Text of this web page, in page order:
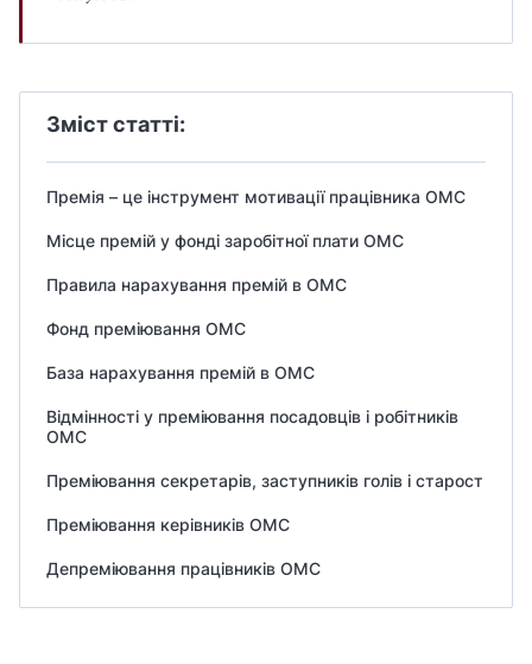
Зміст статті:
Премія – це інструмент мотивації працівника ОМС
Місце премій у фонді заробітної плати ОМС
Правила нарахування премій в ОМС
Фонд преміювання ОМС
База нарахування премій в ОМС
Відмінності у преміювання посадовців і робітників
ОМС
Преміювання секретарів, заступників голів і старост
Преміювання керівників ОМС
Депреміювання працівників ОМС